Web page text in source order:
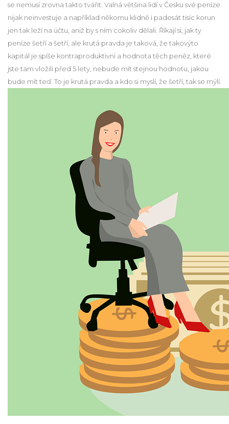
se nemusí zrovna takto tvářit. Valná většina lidí v Česku své peníze
nijak neinvestuje a například někomu klidně i padesát tisíc korun
jen tak leží na účtu, aniž by s ním cokoliv dělali. Říkají si, jak ty
peníze šetří a šetří, ale krutá pravda je taková, že takovýto
kapitál je spíše kontraproduktivní a hodnota těch peněz, které
jste tam vložili před 5 lety, nebude mít stejnou hodnotu, jakou
bude mít teď. To je krutá pravda a kdo si myslí, že šetří, tak se mýlí.